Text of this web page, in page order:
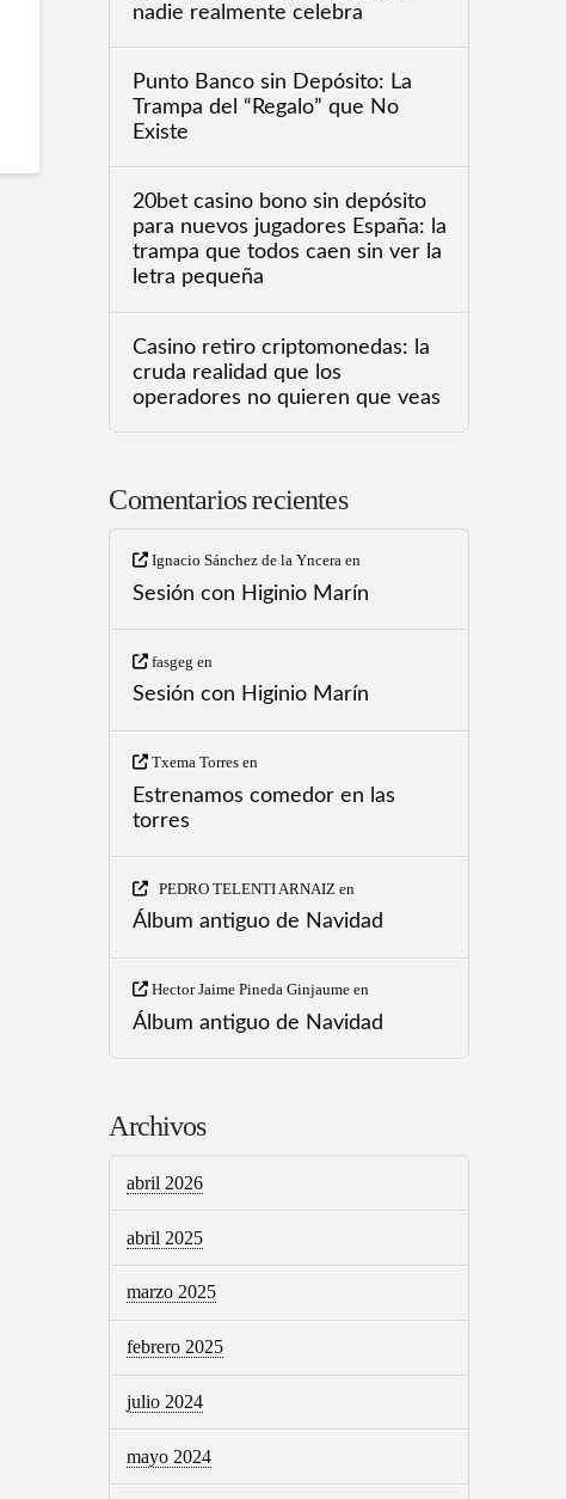
nadie realmente celebra
Punto Banco sin Depósito: La
Trampa del “Regalo” que No
Existe
20bet casino bono sin depósito
para nuevos jugadores España: la
trampa que todos caen sin ver la
letra pequeña
Casino retiro criptomonedas: la
cruda realidad que los
operadores no quieren que veas
Comentarios recientes
Ignacio Sánchez de la Yncera en
Sesión con Higinio Marín
fasgeg en
Sesión con Higinio Marín
Txema Torres en
Estrenamos comedor en las
torres
PEDRO TELENTI ARNAIZen
Álbum antiguo de Navidad
Hector Jaime Pineda Ginjaume en
Álbum antiguo de Navidad
Archivos
abril 2026
abril 2025
marzo 2025
febrero 2025
julio 2024
mayo 2024